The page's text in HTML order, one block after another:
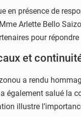
en présence de
Arlette Bello
pour
et
a rendu
également salué la
illustre